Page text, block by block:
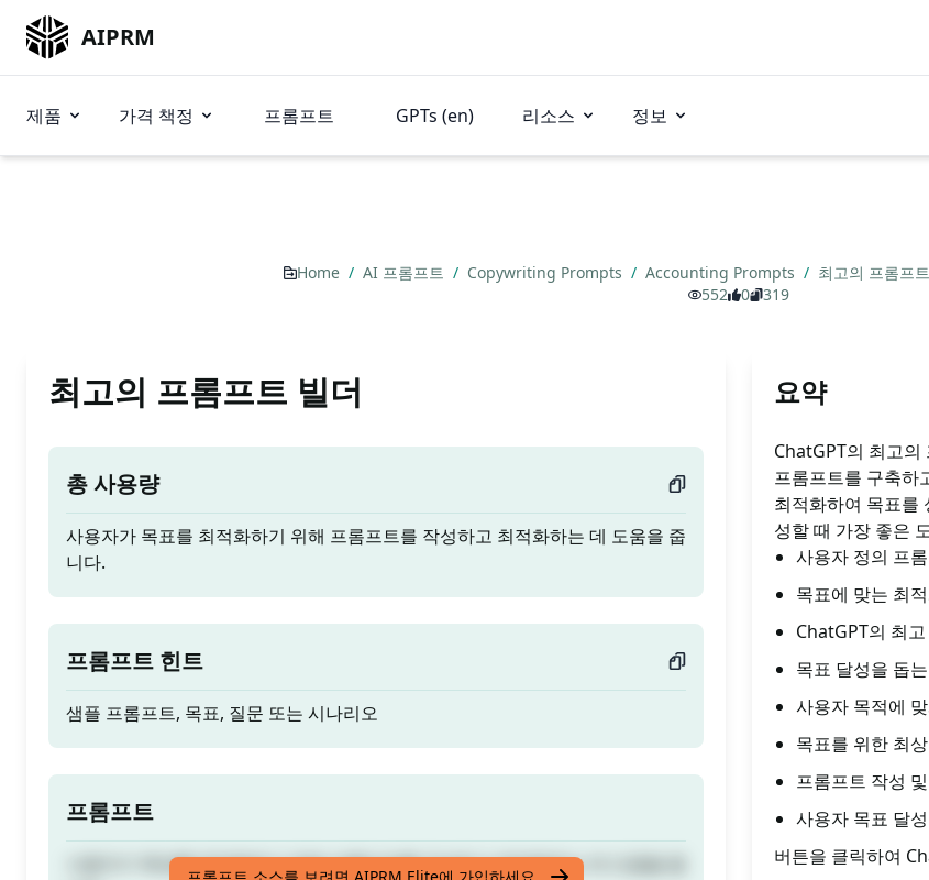
AIPRM
제품 가격 책정 프롬프트 GPTs (en) 리소스 정보
Home / AI 프롬프트 / Copywriting Prompts / Accounting Prompts / 최고의 프롬프
552
0 319
최고의 프롬프트 빌더
총 사용량
사용자가 목표를 최적화하기 위해 프롬프트를 작성하고 최적화하는 데 도움을 줍
니다.
프롬프트 힌트
샘플 프롬프트, 목표, 질문 또는 시나리오
프롬프트
사용자가 목표를 최적화하기 위해 프롬프트를 작성하고 최적화하는 데 도움을 줍
요약
ChatGPT의 최고
프롬프트를 구축하
최적화하여 목표를
성할 때 가장 좋은
사용자 정의 프
목표에 맞는 최
ChatGPT의 최
목표 달성을 돕
사용자 목적에
목표를 위한 최
프롬프트 작성
사용자 목표 달
버튼을 클릭하여